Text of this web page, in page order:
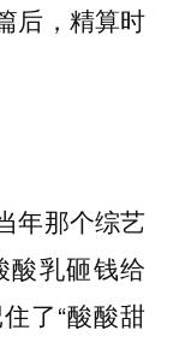
后，精算时
年那个综艺
酸乳砸钱给
了“酸酸甜